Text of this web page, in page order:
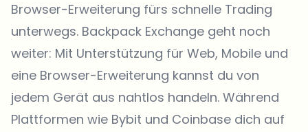
Browser-Erweiterung fürs schnelle Trading
unterwegs. Backpack Exchange geht noch
weiter: Mit Unterstützung für Web, Mobile und
eine Browser-Erweiterung kannst du von
jedem Gerät aus nahtlos handeln. Während
Plattformen wie Bybit und Coinbase dich auf